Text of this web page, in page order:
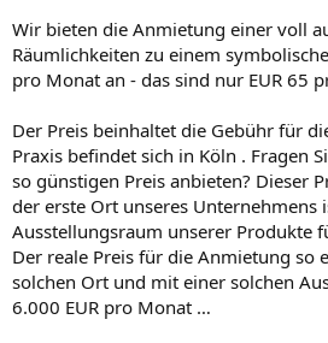
Wir bieten die Anmietung einer voll
Räumlichkeiten zu einem
pro Monat an - das sind nur EUR 65
Der Preis beinhaltet die Gebühr für
Praxis befindet sich in Köln . Fragen
so günstigen Preis anbieten? Dieser
der erste Ort unseres Unternehmens
Ausstellungsraum unserer Produkte
Der reale Preis für die Anmietung so
solchen Ort und mit einer solchen
6.000 EUR pro Monat …